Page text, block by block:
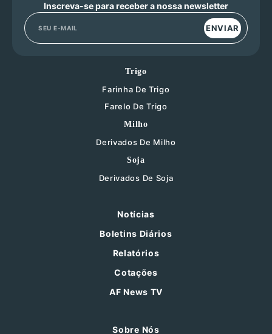
Inscreva-se para receber a nossa newsletter
ENVIAR
Trigo
Farinha De Trigo
Farelo De Trigo
Milho
Derivados De Milho
Soja
Derivados De Soja
Notícias
Boletins Diários
Relatórios
Cotações
AF News TV
Sobre Nós